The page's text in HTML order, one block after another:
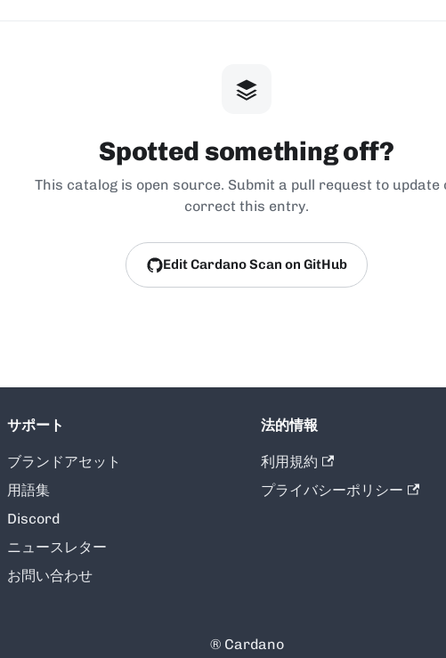
Spotted something off?
This catalog is open source. Submit a pull request to update
correct this entry.
Edit Cardano Scan on GitHub
サポート
ブランドアセット
用語集
Discord
ニュースレター
お問い合わせ
法的情報
利用規約
プライバシーポリシー
® Cardano